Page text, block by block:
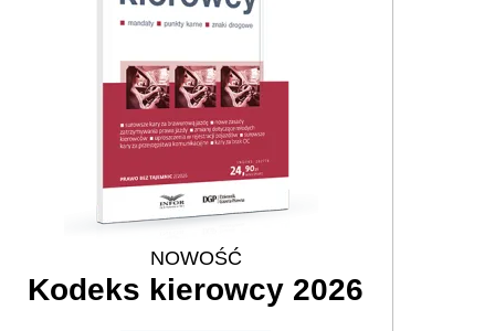
NOWOŚĆ
Kodeks kierowcy 2026